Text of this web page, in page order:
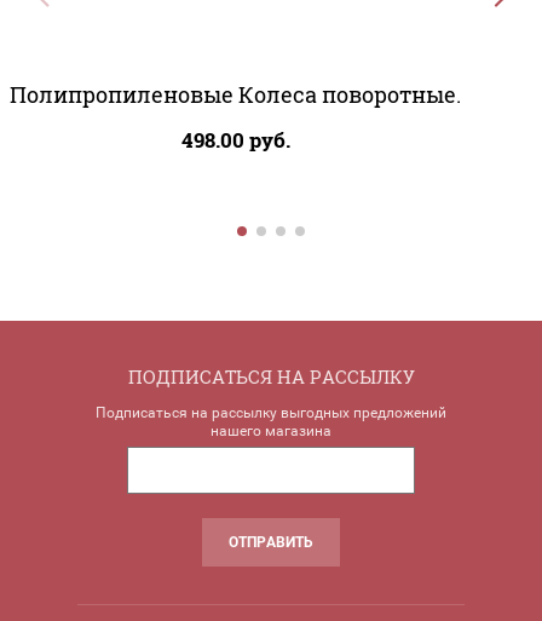
Полипропиленовые Колеса поворотные.
498.00 руб.
ПОДПИСАТЬСЯ НА РАССЫЛКУ
Подписаться на рассылку выгодных предложений
нашего магазина
ОТПРАВИТЬ